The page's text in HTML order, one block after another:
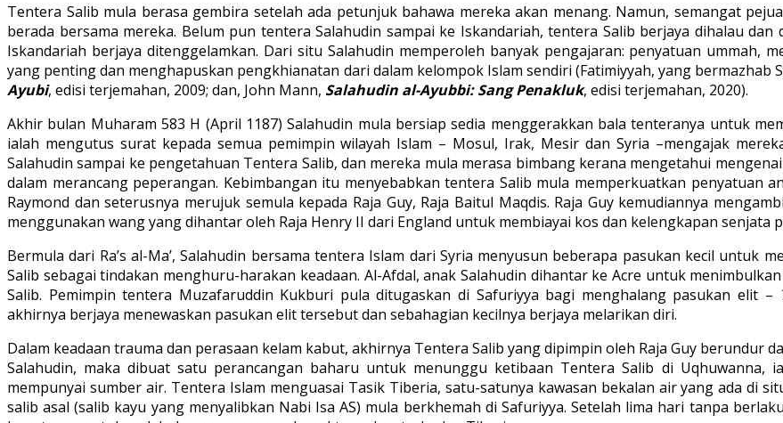
Tentera Salib mula berasa gembira setelah ada petunjuk bahawa mereka akan menang. Namun, semangat
berada bersama mereka. Belum pun tentera Salahudin sampai ke Iskandariah, tentera Salib berjaya dihalau
Iskandariah berjaya ditenggelamkan. Dari situ Salahudin memperoleh banyak pengajaran: penyatuan ummah,
yang penting dan menghapuskan pengkhianatan dari dalam kelompok Islam sendiri (Fatimiyyah, yang bermazhab
Ayubi, edisi terjemahan, 2009; dan, John Mann, Salahudin al-Ayubbi: Sang Penakluk, edisi terjemahan, 2020).
Akhir bulan Muharam 583 H (April 1187) Salahudin mula bersiap sedia menggerakkan bala tenteranya untuk
ialah mengutus surat kepada semua pemimpin wilayah Islam – Mosul, Irak, Mesir dan Syria –mengajak
Salahudin sampai ke pengetahuan Tentera Salib, dan mereka mula merasa bimbang kerana mengetahui
dalam merancang peperangan. Kebimbangan itu menyebabkan tentera Salib mula memperkuatkan penyatuan
Raymond dan seterusnya merujuk semula kepada Raja Guy, Raja Baitul Maqdis. Raja Guy kemudiannya
menggunakan wang yang dihantar oleh Raja Henry II dari England untuk membiayai kos dan kelengkapan senjata
Bermula dari Ra’s al-Ma’, Salahudin bersama tentera Islam dari Syria menyusun beberapa pasukan kecil untuk
Salib sebagai tindakan menghuru-harakan keadaan. Al-Afdal, anak Salahudin dihantar ke Acre untuk
Salib. Pemimpin tentera Muzafaruddin Kukburi pula ditugaskan di Safuriyya bagi menghalang pasukan elit –
akhirnya berjaya menewaskan pasukan elit tersebut dan sebahagian kecilnya berjaya melarikan diri.
Dalam keadaan trauma dan perasaan kelam kabut, akhirnya Tentera Salib yang dipimpin oleh Raja Guy berundur
Salahudin, maka dibuat satu perancangan baharu untuk menunggu ketibaan Tentera Salib di Uqhuwanna,
mempunyai sumber air. Tentera Islam menguasai Tasik Tiberia, satu-satunya kawasan bekalan air yang ada di
salib asal (salib kayu yang menyalibkan Nabi Isa AS) mula berkhemah di Safuriyya. Setelah lima hari tanpa